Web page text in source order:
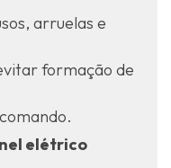
arruelas e
formação de
elétrico